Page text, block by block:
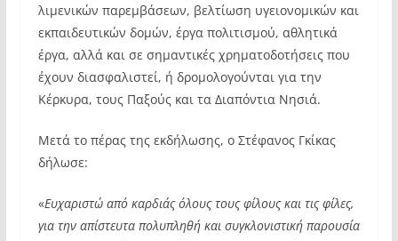
λιμενικών παρεμβάσεων, βελτίωση υγειονομικών και
εκπαιδευτικών δομών, έργα πολιτισμού, αθλητικά
έργα, αλλά και σε σημαντικές χρηματοδοτήσεις που
έχουν διασφαλιστεί, ή δρομολογούνται για την
Κέρκυρα, τους Παξούς και τα Διαπόντια Νησιά.
Μετά το πέρας της εκδήλωσης, ο Στέφανος Γκίκας
δήλωσε:
«Ευχαριστώ από καρδιάς όλους τους φίλους και τις φίλες,
για την απίστευτα πολυπληθή και συγκλονιστική παρουσία